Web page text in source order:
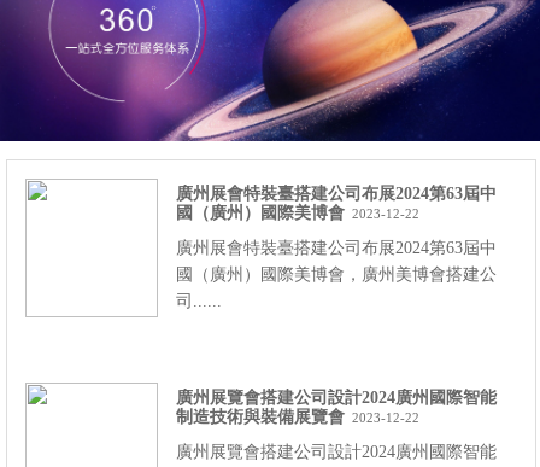
廣州展會特裝臺搭建公司布展2024第63屆中
國（廣州）國際美博會 2023-12-22
廣州展會特裝臺搭建公司布展2024第63屆中
國（廣州）國際美博會，廣州美博會搭建公
司......
廣州展覽會搭建公司設計2024廣州國際智能
制造技術與裝備展覽會 2023-12-22
廣州展覽會搭建公司設計2024廣州國際智能